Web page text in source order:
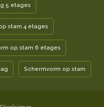
5 etages
stam 4 etages
op stam 6 etages
Schermvorm op stam